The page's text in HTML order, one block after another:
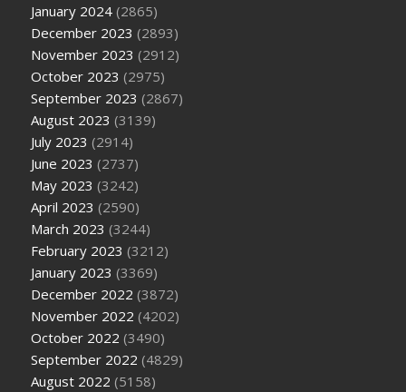
January 2024 (2865)
December 2023 (2893)
November 2023 (2912)
October 2023 (2975)
September 2023 (2867)
August 2023 (3139)
July 2023 (2914)
June 2023 (2737)
May 2023 (3242)
April 2023 (2590)
March 2023 (3244)
February 2023 (3212)
January 2023 (3369)
December 2022 (3872)
November 2022 (4202)
October 2022 (3490)
September 2022 (4829)
August 2022 (5158)